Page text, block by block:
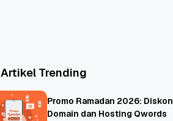
Artikel Trending
Promo Ramadan 2026: Diskon
Domain dan Hosting Qwords